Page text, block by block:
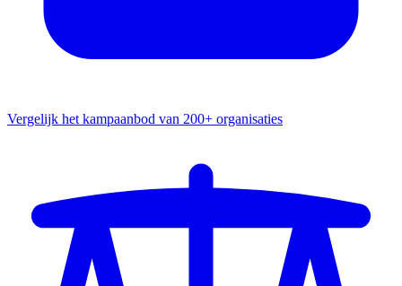
Vergelijk het kampaanbod van 200+ organisaties